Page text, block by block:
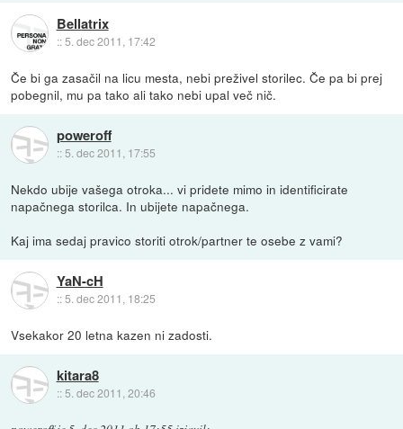
Bellatrix
::5. dec 2011, 17:42
Če bi ga zasačil na licu mesta, nebi preživel storilec. Če pa bi prej
pobegnil, mu pa tako ali tako nebi upal več nič.
poweroff
:: 5. dec 2011, 17:55
Nekdo ubije vašega otroka... vi pridete mimo in identificirate
napačnega storilca. In ubijete napačnega.
Kaj ima sedaj pravico storiti otrok/partner te osebe z vami?
YaN-cH
::5. dec 2011, 18:25
Vsekakor 20 letna kazen ni zadosti.
kitara8
:: 5. dec 2011, 20:46